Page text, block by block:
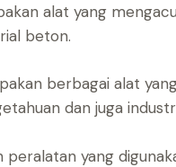
alat yang
beton.
berbagai alat
dan juga
peralatan yang